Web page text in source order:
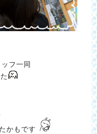
フ一同
かもです